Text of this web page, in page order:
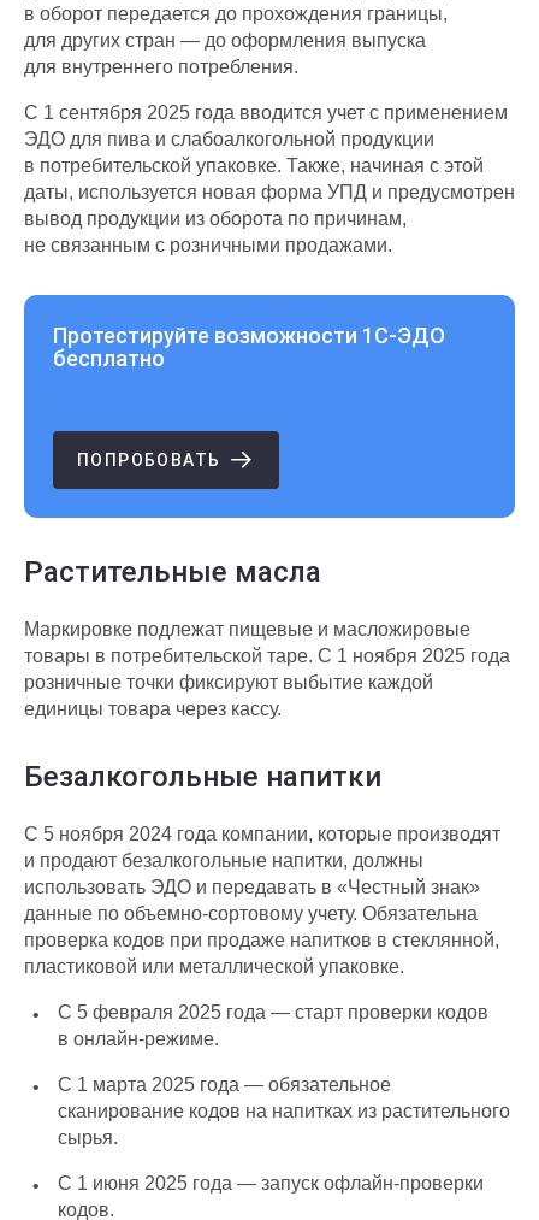
в оборот передается до прохождения границы,
для других стран — до оформления выпуска
для внутреннего потребления.
С 1 сентября 2025 года вводится учет с применением
ЭДО для пива и слабоалкогольной продукции
в потребительской упаковке. Также, начиная с этой
даты, используется новая форма УПД и предусмотрен
вывод продукции из оборота по причинам,
не связанным с розничными продажами.
Протестируйте возможности 1С‑ЭДО
бесплатно
ПОПРОБОВАТЬ
Растительные масла
Маркировке подлежат пищевые и масложировые
товары в потребительской таре. С 1 ноября 2025 года
розничные точки фиксируют выбытие каждой
единицы товара через кассу.
Безалкогольные напитки
С 5 ноября 2024 года компании, которые производят
и продают безалкогольные напитки, должны
использовать ЭДО и передавать в «Честный знак»
данные по объемно-сортовому учету. Обязательна
проверка кодов при продаже напитков в стеклянной,
пластиковой или металлической упаковке.
С 5 февраля 2025 года — старт проверки кодов
в онлайн-режиме.
С 1 марта 2025 года — обязательное
сканирование кодов на напитках из растительного
сырья.
С 1 июня 2025 года — запуск офлайн-проверки
кодов.